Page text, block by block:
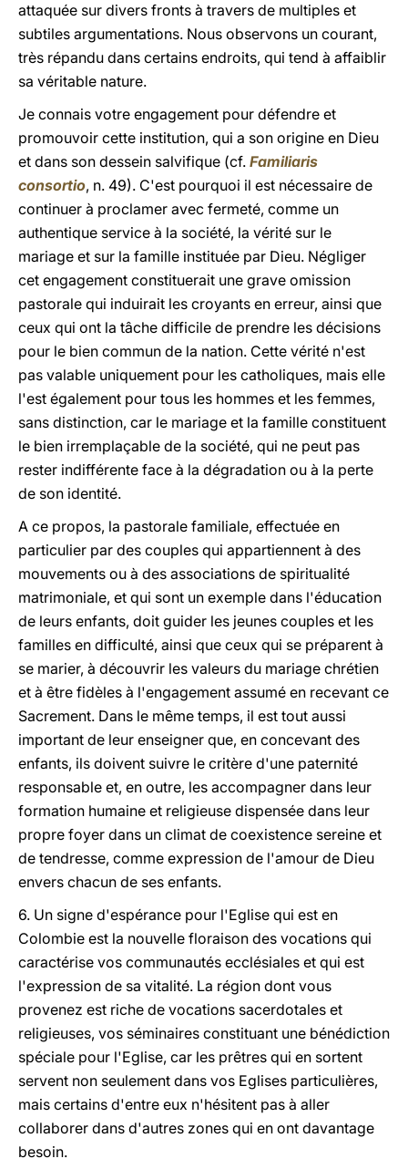
attaquée sur divers fronts à travers de multiples et
subtiles argumentations. Nous observons un courant,
très répandu dans certains endroits, qui tend à affaiblir
sa véritable nature.
Je connais votre engagement pour défendre et
promouvoir cette institution, qui a son origine en Dieu
et dans son dessein salvifique (cf. Familiaris
consortio, n. 49). C'est pourquoi il est nécessaire de
continuer à proclamer avec fermeté, comme un
authentique service à la société, la vérité sur le
mariage et sur la famille instituée par Dieu. Négliger
cet engagement constituerait une grave omission
pastorale qui induirait les croyants en erreur, ainsi que
ceux qui ont la tâche difficile de prendre les décisions
pour le bien commun de la nation. Cette vérité n'est
pas valable uniquement pour les catholiques, mais elle
l'est également pour tous les hommes et les femmes,
sans distinction, car le mariage et la famille constituent
le bien irremplaçable de la société, qui ne peut pas
rester indifférente face à la dégradation ou à la perte
de son identité.
A ce propos, la pastorale familiale, effectuée en
particulier par des couples qui appartiennent à des
mouvements ou à des associations de spiritualité
matrimoniale, et qui sont un exemple dans l'éducation
de leurs enfants, doit guider les jeunes couples et les
familles en difficulté, ainsi que ceux qui se préparent à
se marier, à découvrir les valeurs du mariage chrétien
et à être fidèles à l'engagement assumé en recevant ce
Sacrement. Dans le même temps, il est tout aussi
important de leur enseigner que, en concevant des
enfants, ils doivent suivre le critère d'une paternité
responsable et, en outre, les accompagner dans leur
formation humaine et religieuse dispensée dans leur
propre foyer dans un climat de coexistence sereine et
de tendresse, comme expression de l'amour de Dieu
envers chacun de ses enfants.
6. Un signe d'espérance pour l'Eglise qui est en
Colombie est la nouvelle floraison des vocations qui
caractérise vos communautés ecclésiales et qui est
l'expression de sa vitalité. La région dont vous
provenez est riche de vocations sacerdotales et
religieuses, vos séminaires constituant une bénédiction
spéciale pour l'Eglise, car les prêtres qui en sortent
servent non seulement dans vos Eglises particulières,
mais certains d'entre eux n'hésitent pas à aller
collaborer dans d'autres zones qui en ont davantage
besoin.